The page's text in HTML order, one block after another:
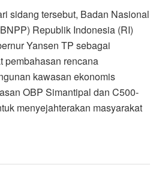
sidang tersebut, Badan Nasional
Republik Indonesia (RI)
Yansen TP sebagai
pembahasan rencana
kawasan ekonomis
OBP Simantipal dan C500-
menyejahterakan masyarakat